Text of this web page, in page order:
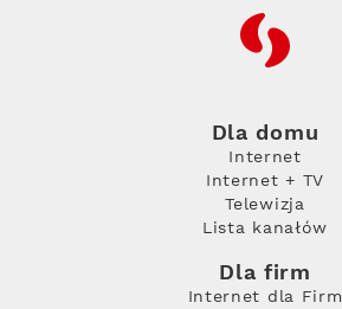
RFC
Dla domu
Internet
Internet + TV
Telewizja
Lista kanałów
Dla firm
Internet dla Firm